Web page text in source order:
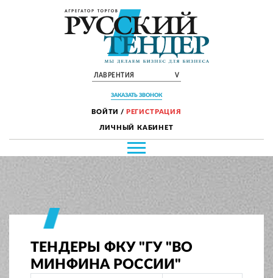
ЛАВРЕНТИЯ V
ЗАКАЗАТЬ ЗВОНОК
ВОЙТИ / РЕГИСТРАЦИЯ
ЛИЧНЫЙ КАБИНЕТ
ТЕНДЕРЫ ФКУ "ГУ "ВО
МИНФИНА РОССИИ"